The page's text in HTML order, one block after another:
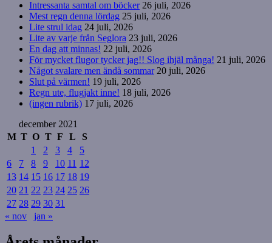
Intressanta samtal om böcker 26 juli, 2026
Mest regn denna lördag 25 juli, 2026
Lite strul idag 24 juli, 2026
Lite av varje från Seglora 23 juli, 2026
En dag att minnas! 22 juli, 2026
För mycket flugor tycker jag!! Slog ihjäl många! 21 juli, 2026
Något svalare men ändå sommar 20 juli, 2026
Slut på värmen! 19 juli, 2026
Regn ute, flugjakt inne! 18 juli, 2026
(ingen rubrik) 17 juli, 2026
december 2021
M T O T F L
S
1
2 3 4
5
6
7 8 9 10 11 12
13 14 15 16 17 18 19
20 21 22 23 24 25 26
27 28 29 30 31
« nov
jan »